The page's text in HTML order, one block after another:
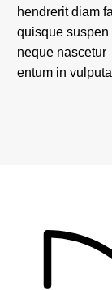
hendrerit diam
quisque
neque
entum in